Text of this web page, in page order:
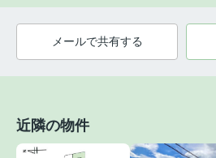
メールで共有する
近隣の物件